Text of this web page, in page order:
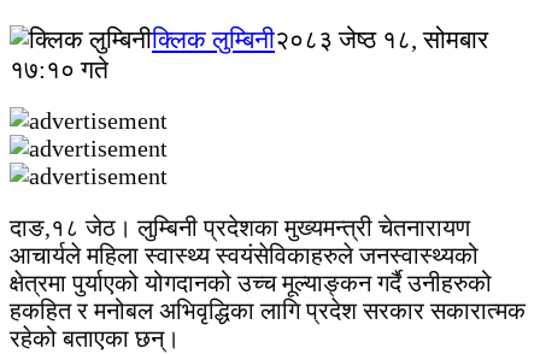
क्लिक लुम्बिनी२०८३ जेष्ठ १८, सोमबार
१७:१० गते
दाङ,१८ जेठ। लुम्बिनी प्रदेशका मुख्यमन्त्री चेतनारायण
आचार्यले महिला स्वास्थ्य स्वयंसेविकाहरुले जनस्वास्थ्यको
क्षेत्रमा पुर्याएको योगदानको उच्च मूल्याङ्कन गर्दै उनीहरुको
हकहित र मनोबल अभिवृद्धिका लागि प्रदेश सरकार सकारात्मक
रहेको बताएका छन्।